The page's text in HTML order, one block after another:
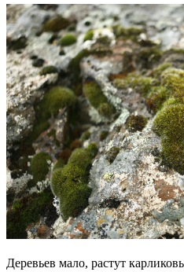
Деревьев мало, растут